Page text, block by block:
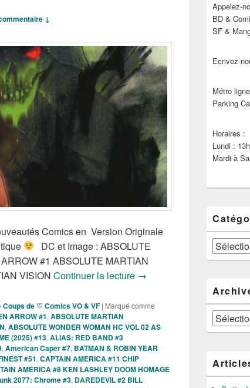
↓
Comics en Version Originale
DC et Image : ABSOLUTE
#1 ABSOLUTE MARTIAN
VISION Continuer la lecture Sortie des comics VO de
→
› Coups de ♡ Comics VO & VF | Marqué comme
ARROW #1, ABSOLUTE MARTIAN
, ABSOLUTE WONDER WOMAN HC VOL 02 AS
(2025) #13, ALIAS: RED BAND #3
, American Caper #7, BATMAN & ROBIN YEAR
#51, CAPTAIN AMERICA #11 CHIP
AMERICA #8 KEN LASHLEY DOOM HOMAGE
2077: Chrome #3, DAREDEVIL #2 BILL
Appelez-
BD &
SF &
Ecrivez-
Métro
Parking
Horaires :
Lundi :
Mardi à
Catégories
Archives